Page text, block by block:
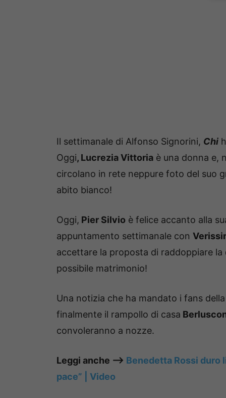
Il settimanale di Alfonso Signorini, Chi
Oggi, Lucrezia Vittoria è una donna e,
circolano in rete neppure foto del suo
abito bianco!
Oggi, Pier Silvio è felice accanto alla
appuntamento settimanale con
accettare la proposta di raddoppiare
possibile matrimonio!
Una notizia che ha mandato i fans
finalmente il rampollo di casa
convoleranno a nozze.
Leggi anche —–> Benedetta Rossi duro
pace” | Video